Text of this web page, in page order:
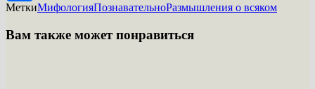
Отправить
МеткиМифологияПознавательноРазмышления о всяком
Вам также может понравиться